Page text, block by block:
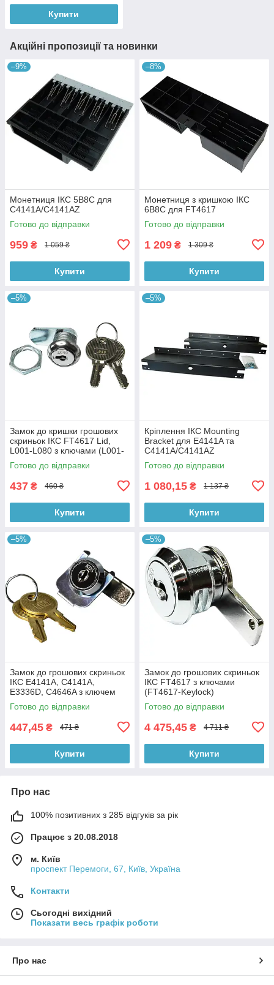
Купити
Акційні пропозиції та новинки
–9%
Монетниця ІКС 5B8C для
C4141A/C4141AZ
Готово до відправки
959 ₴ 1 059 ₴
Купити
–8%
Монетниця з кришкою ІКС
6B8C для FT4617
Готово до відправки
1 209 ₴ 1 309 ₴
Купити
–5%
Замок до кришки грошових
скриньок ІКС FT4617 Lid,
L001-L080 з ключами (L001-
L080 Keylock)
Готово до відправки
437 ₴ 460 ₴
Купити
–5%
Кріплення ІКС Mounting
Bracket для E4141A та
C4141A/C4141AZ
Готово до відправки
1 080,15 ₴ 1 137 ₴
Купити
–5%
Замок до грошових скриньок
ІКС E4141A, C4141A,
E3336D, C4646A з ключем
(K01-K10 Keylock)
Готово до відправки
447,45 ₴ 471 ₴
Купити
–5%
Замок до грошових скриньок
ІКС FT4617 з ключами
(FT4617-Keylock)
Готово до відправки
4 475,45 ₴ 4 711 ₴
Купити
Про нас
100% позитивних з 285 відгуків за рік
Працює з 20.08.2018
м. Київ
проспект Перемоги, 67, Київ, Україна
Контакти
Сьогодні вихідний
Показати весь графік роботи
Про нас